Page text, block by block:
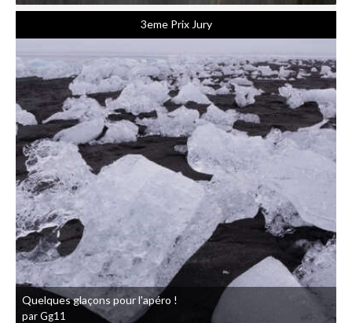
3eme Prix Jury
Quelques glaçons pour l'apéro !
par Gg11